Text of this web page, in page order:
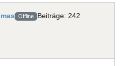
Offline Beiträge: 242